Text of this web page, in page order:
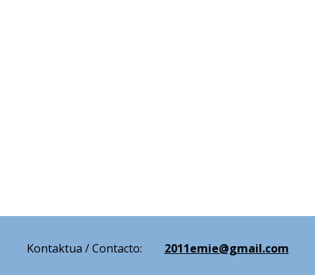
Kontaktua / Contacto: 2011emie@gmail.com